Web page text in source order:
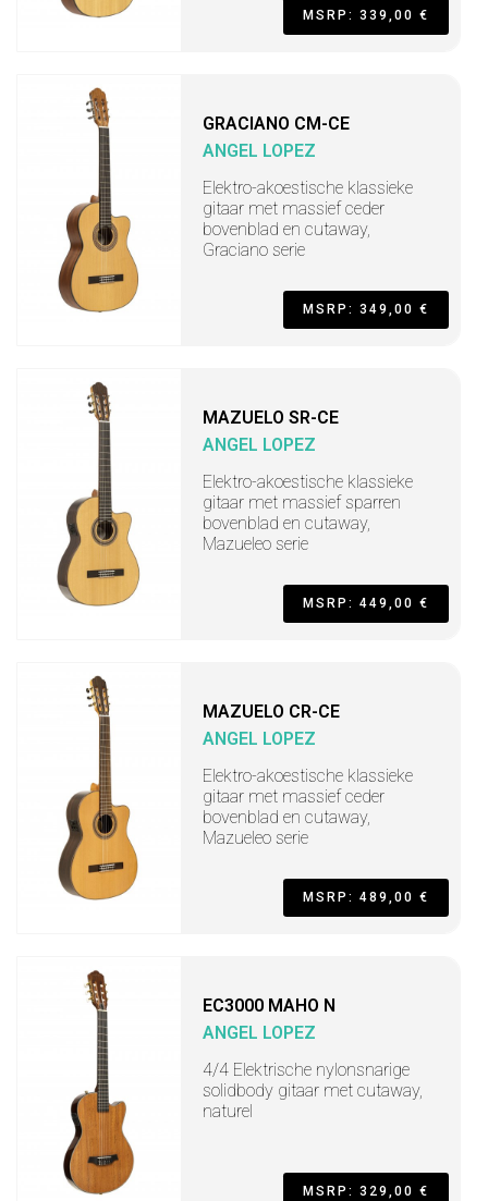
MSRP: 339,00 €
GRACIANO CM-CE
ANGEL LOPEZ
Elektro-akoestische klassieke
gitaar met massief ceder
bovenblad en cutaway,
Graciano serie
MSRP: 349,00 €
MAZUELO SR-CE
ANGEL LOPEZ
Elektro-akoestische klassieke
gitaar met massief sparren
bovenblad en cutaway,
Mazueleo serie
MSRP: 449,00 €
MAZUELO CR-CE
ANGEL LOPEZ
Elektro-akoestische klassieke
gitaar met massief ceder
bovenblad en cutaway,
Mazueleo serie
MSRP: 489,00 €
EC3000 MAHO N
ANGEL LOPEZ
4/4 Elektrische nylonsnarige
solidbody gitaar met cutaway,
naturel
MSRP: 329,00 €